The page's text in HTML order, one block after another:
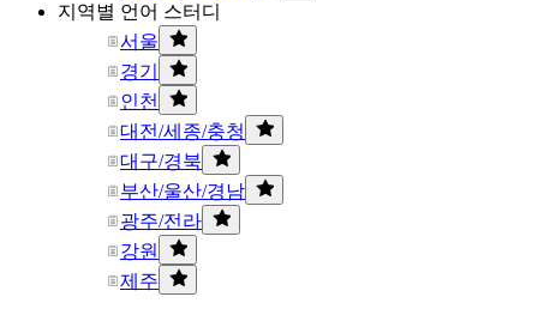
지역별 언어 스터디
서울
경기
인천
대전/세종/충청
대구/경북
부산/울산/경남
광주/전라
강원
제주